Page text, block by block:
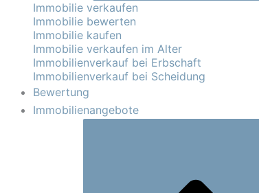
Immobilie verkaufen
Immobilie bewerten
Immobilie kaufen
Immobilie verkaufen im Alter
Immobilienverkauf bei Erbschaft
Immobilienverkauf bei Scheidung
Bewertung
Immobilienangebote